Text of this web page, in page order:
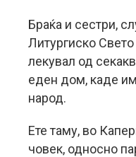
Браќа и сестри,
Литургиско
лекувал од
еден дом, каде
народ.
Ете таму, во
човек, односно